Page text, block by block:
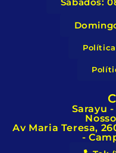
Sarayu
Av Maria Teresa,
-